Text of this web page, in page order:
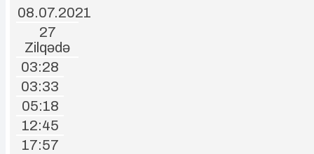
08.07.2021
27
Zilqədə
03:28
03:33
05:18
12:45
17:57